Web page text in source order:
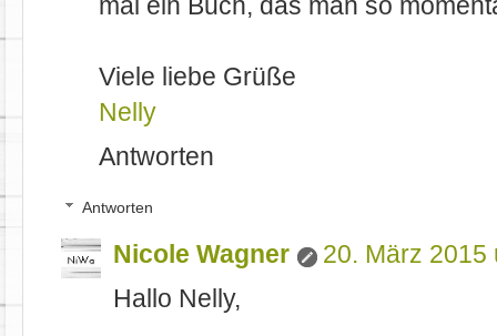
mal ein Buch, das man so
Viele liebe Grüße
Nelly
Antworten
Antworten
Nicole Wagner
20. März 2015
Hallo Nelly,